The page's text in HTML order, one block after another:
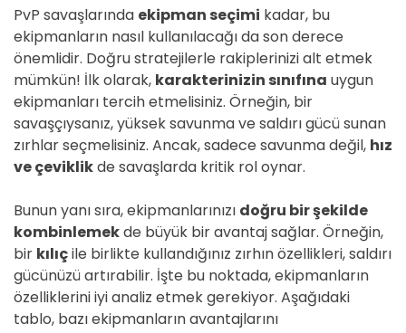
PvP savaşlarında ekipman seçimi kadar, bu
ekipmanların nasıl kullanılacağı da son derece
önemlidir. Doğru stratejilerle rakiplerinizi alt etmek
mümkün! İlk olarak, karakterinizin sınıfına uygun
ekipmanları tercih etmelisiniz. Örneğin, bir
savaşçıysanız, yüksek savunma ve saldırı gücü sunan
zırhlar seçmelisiniz. Ancak, sadece savunma değil, hız
ve çeviklikde savaşlarda kritik rol oynar.
Bunun yanı sıra, ekipmanlarınızı doğru bir şekilde
kombinlemekde büyük bir avantaj sağlar. Örneğin,
bir kılıçile birlikte kullandığınız zırhın özellikleri, saldırı
gücünüzü artırabilir. İşte bu noktada, ekipmanların
özelliklerini iyi analiz etmek gerekiyor. Aşağıdaki
tablo, bazı ekipmanların avantajlarını